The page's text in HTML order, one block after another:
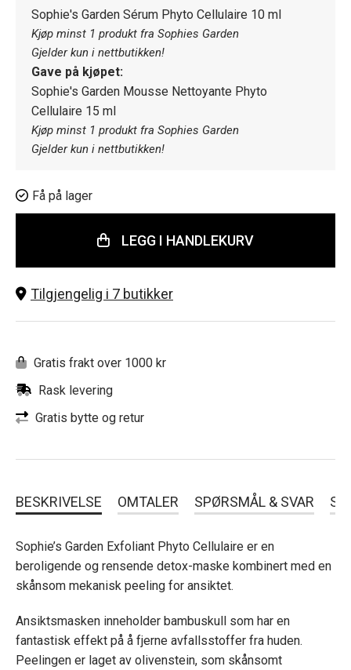
Sophie's Garden Sérum Phyto Cellulaire 10 ml
Kjøp minst 1 produkt fra Sophies Garden
Gjelder kun i nettbutikken!
Gave på kjøpet:
Sophie's Garden Mousse Nettoyante Phyto
Cellulaire 15 ml
Kjøp minst 1 produkt fra Sophies Garden
Gjelder kun i nettbutikken!
Få på lager
LEGG I HANDLEKURV
Tilgjengelig i 7 butikker
Gratis frakt over 1000 kr
Rask levering
Gratis bytte og retur
BESKRIVELSE OMTALER SPØRSMÅL & SVAR
Sophie’s Garden Exfoliant Phyto Cellulaire er en
beroligende og rensende detox-maske kombinert med en
skånsom mekanisk peeling for ansiktet.
Ansiktsmasken inneholder bambuskull som har en
fantastisk effekt på å fjerne avfallsstoffer fra huden.
Peelingen er laget av olivenstein, som skånsomt